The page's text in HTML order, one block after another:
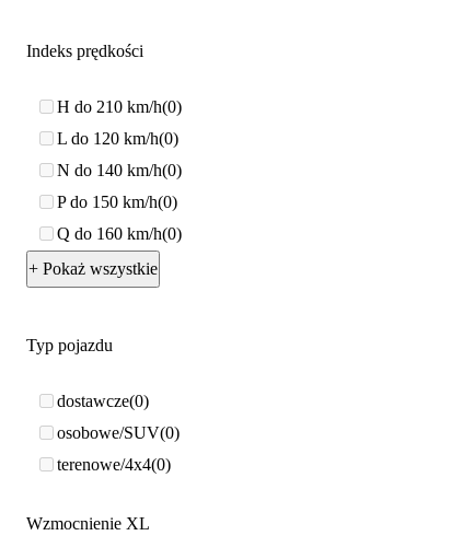
Indeks prędkości
H do 210 km/h 0
L do 120 km/h 0
N do 140 km/h 0
P do 150 km/h 0
Q do 160 km/h 0
+ Pokaż wszystkie
Typ pojazdu
dostawcze 0
osobowe/SUV 0
terenowe/4x4 0
Wzmocnienie XL